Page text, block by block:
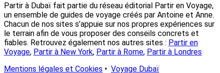
Partir à Dubaï fait partie du réseau éditorial Partir en Voyage,
un ensemble de guides de voyage créés par Antoine et Anne.
Chacun de nos sites s’appuie sur nos propres expériences sur
le terrain afin de vous proposer des conseils concrets et
fiables. Retrouvez également nos autres sites : Partir en
Voyage, Partir à New York, Partir à Rome, Partir à Londres
Mentions légales et Cookies • Voyage Dubaï